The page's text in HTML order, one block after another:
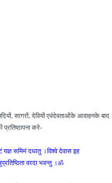
सागरों, देवियों एवंदेवताओंके आवाहनके बाद
करे-
यज्ञ समिमं दधातु ।विश्‍वे देवास इह
वरदा भवन्तु ।ॐ